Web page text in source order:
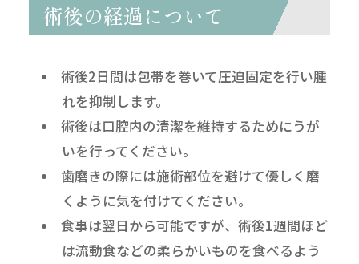
術後の経過について
術後2日間は包帯を巻いて圧迫固定を行い腫
れを抑制します。
術後は口腔内の清潔を維持するためにうが
いを行ってください。
歯磨きの際には施術部位を避けて優しく磨
くように気を付けてください。
食事は翌日から可能ですが、術後1週間ほど
は流動食などの柔らかいものを食べるよう